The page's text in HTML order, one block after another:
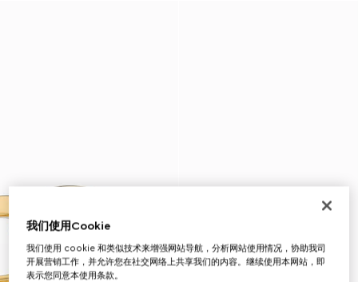
我们使用Cookie
我们使用 cookie 和类似技术来增强网站导航，分析网站使用情况，协助我司
开展营销工作，并允许您在社交网络上共享我们的内容。继续使用本网站，即
表示您同意本使用条款。